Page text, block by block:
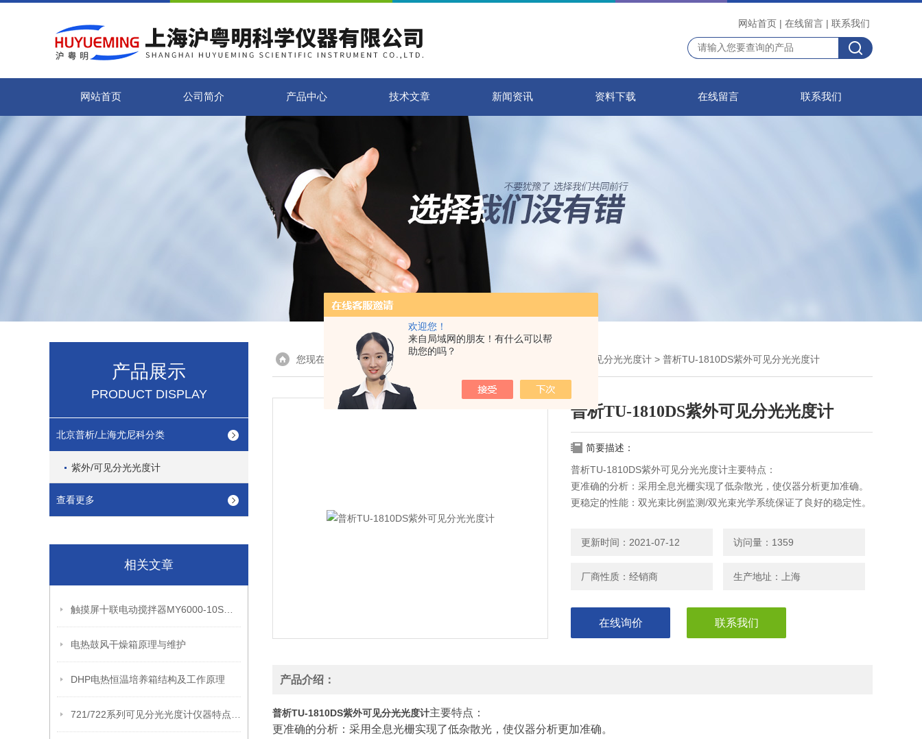
欢迎您！
来自局域网的朋友！有什么可以帮
助您的吗？
网站首页 | 在线留言 | 联系我们
网站首页 公司简介 产品中心 技术文章 新闻资讯 资料下载 在线留言 联系我们
产品展示
PRODUCT DISPLAY
北京普析/上海尤尼科分类
紫外/可见分光光度计
查看更多
相关文章
电热鼓风干燥箱原理与维护
DHP电热恒温培养箱结构及工作原理
您现在的位置：首页> 产品展示 > 北京普析/上海尤尼科分类 紫外/可见分光光度计 > 普析TU-1810DS紫外可见分光光度计
普析TU-1810DS紫外可见分光光度计
简要描述：
普析TU-1810DS紫外可见分光光度计主要特点：
更准确的分析：采用全息光栅实现了低杂散光，使仪器分析更加准确。
更稳定的性能：双光束比例监测/双光束光学系统保证了良好的稳定性。
更新时间：2021-07-12 访问量：1359
厂商性质：经销商 生产地址：上海
在线询价 联系我们
产品介绍：
普析TU-1810DS紫外可见分光光度计主要特点：
更准确的分析：采用全息光栅实现了低杂散光，使仪器分析更加准确。